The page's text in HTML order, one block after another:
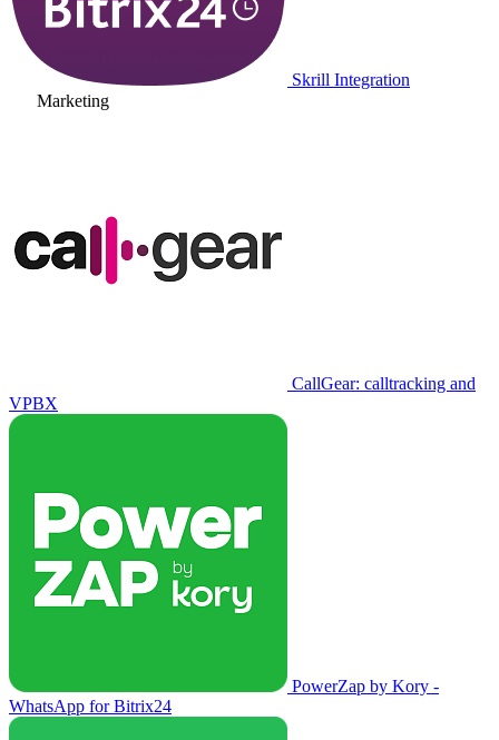
Skrill Integration
Marketing
CallGear: calltracking and
VPBX
PowerZap by Kory -
WhatsApp for Bitrix24